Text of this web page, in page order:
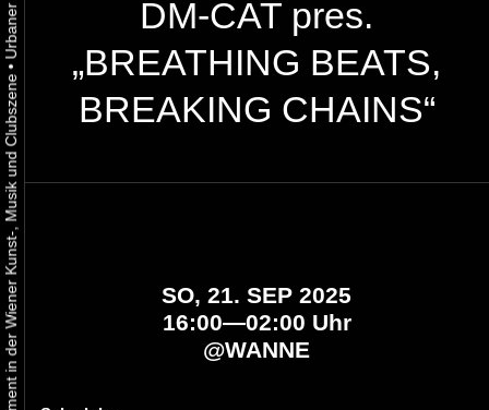
•
DM-CAT pres.
„BREATHING BEATS,
BREAKING CHAINS“
SO, 21. SEP 2025
16:00—02:00 Uhr
@WANNE